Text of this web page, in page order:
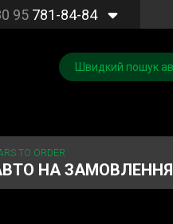
95781-84-84
TO ORDER
НА ЗАМОВЛЕННЯ